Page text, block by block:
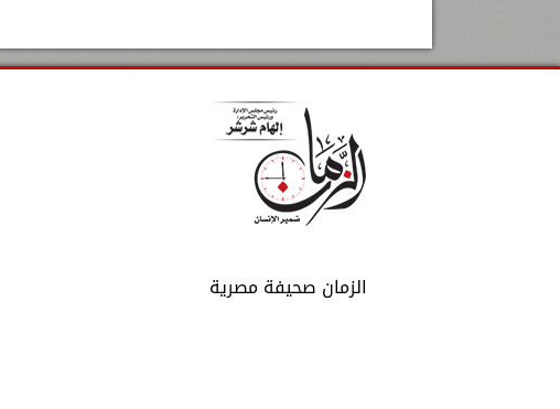
الزمان صحيفة مصرية